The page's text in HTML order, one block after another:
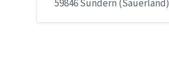
59846 Sundern (Sauerland)